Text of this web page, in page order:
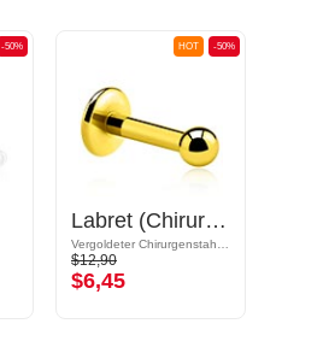
-50% -50%
HOT
Labret (Chirurgenstahl, gold, glänzend) mit Kugel
$12,90
$6,45